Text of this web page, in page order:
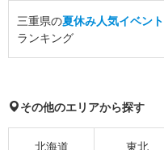
三重県の夏休み人気イベント
ランキング
その他のエリアから探す
北海道 東北